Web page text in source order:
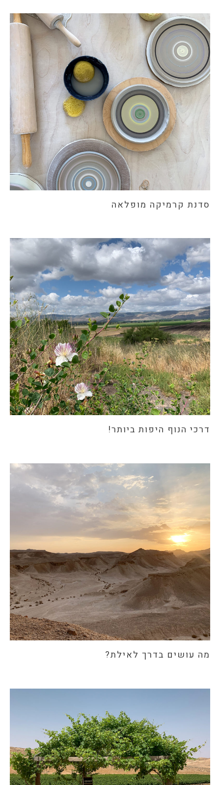
סדנת קרמיקה מופלאה
דרכי הנוף היפות ביותר!
מה עושים בדרך לאילת?